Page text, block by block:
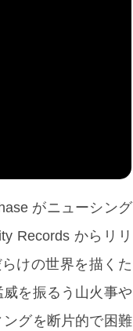
がニューシング
Records からリリ
けの世界を描くた
を振るう山火事や
グを断片的で困難